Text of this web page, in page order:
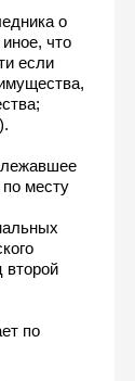
о
что
если
месту
второй
по